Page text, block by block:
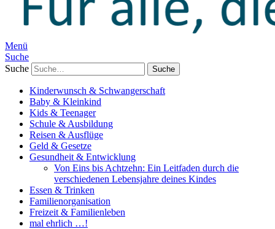
Menü
Suche
Suche
Kinderwunsch & Schwangerschaft
Baby & Kleinkind
Kids & Teenager
Schule & Ausbildung
Reisen & Ausflüge
Geld & Gesetze
Gesundheit & Entwicklung
Von Eins bis Achtzehn: Ein Leitfaden durch die
verschiedenen Lebensjahre deines Kindes
Essen & Trinken
Familienorganisation
Freizeit & Familienleben
mal ehrlich …!